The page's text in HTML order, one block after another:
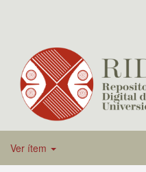
Ver ítem